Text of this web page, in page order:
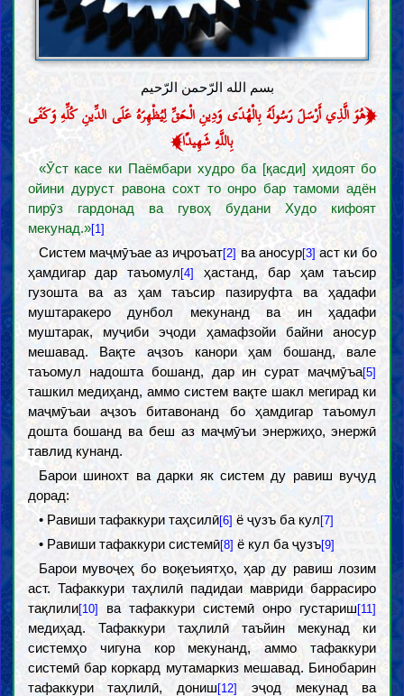
بسم الله الرّحمن الرّحیم
﴿هُوَ الَّذِي أَرْسَلَ رَسُولَهُ بِالْهُدَى وَدِينِ الْحَقِّ لِيُظْهِرَهُ عَلَى الدِّينِ كُلِّهِ وَكَفَى
بِاللَّهِ شَهِيدًا﴾
«Ӯст касе ки Паёмбари худро ба [қасди] ҳидоят бо
ойини дуруст равона сохт то онро бар тамоми адён
пирӯз гардонад ва гувоҳ будани Худо кифоят
мекунад.»[1]
Систем маҷмӯъае аз иҷроъат[2] ва аносур[3] аст ки бо
ҳамдигар дар таъомул [4]
ҳастанд, бар ҳам таъсир
гузошта ва аз ҳам таъсир пазируфта ва ҳадафи
муштаракеро дунбол мекунанд ва ин ҳадафи
муштарак, муҷиби эҷоди ҳамафзойи байни аносур
мешавад. Вақте аҷзоъ канори ҳам бошанд, вале
таъомул надошта бошанд, дар ин сурат маҷмӯъа[5]
ташкил медиҳанд, аммо систем вақте шакл мегирад ки
маҷмӯъаи аҷзоъ битавонанд бо ҳамдигар таъомул
дошта бошанд ва беш аз маҷмӯъи энержиҳо, энержӣ
тавлид кунанд.
Барои шинохт ва дарки як систем ду равиш вуҷуд
дорад:
• Равиши тафаккури таҳсилӣ[6] ё ҷузъ ба кул [7]
• Равиши тафаккури системӣ[8] ё кул ба ҷузъ[9]
Барои мувоҷеҳ бо воқеъиятҳо, ҳар ду равиш лозим
аст. Тафаккури таҳлилӣ падидаи мавриди баррасиро
тақлили[10] ва тафаккури системӣ онро густариш[11]
медиҳад. Тафаккури таҳлилӣ таъйин мекунад ки
системҳо чигуна кор мекунанд, аммо тафаккури
системӣ бар коркард мутамаркиз мешавад. Бинобарин
тафаккури таҳлилӣ, дониш [12]
эҷод мекунад ва